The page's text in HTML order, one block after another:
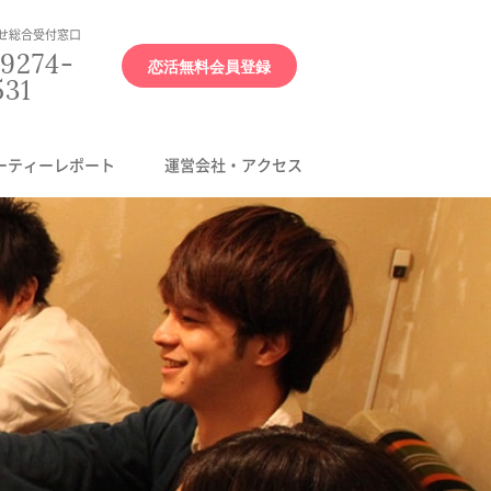
総合受付窓口
恋活無料会員登録
ティーレポート 運営会社・アクセス